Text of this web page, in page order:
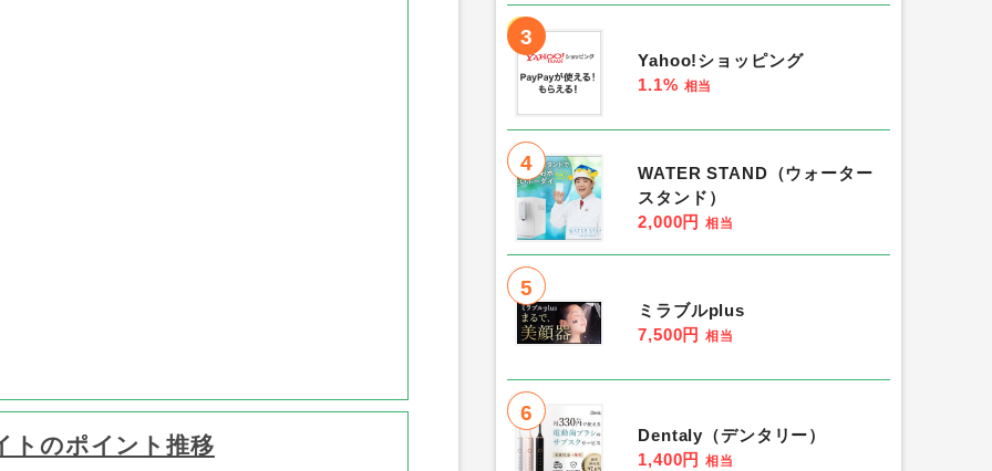
トのポイント推移
3
Yahoo!ショッピング
1.1% 相当
4
WATER STAND（ウォーター
スタンド）
2,000円 相当
5
ミラブルplus
7,500円 相当
6
Dentaly（デンタリー）
1,400円 相当